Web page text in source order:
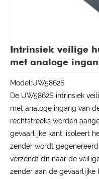
Intrinsiek veilige
met analoge
Model:UW5862S
De UW5862S intrinsiek
met analoge ingang van
rechtstreeks worden
gevaarlijke kant, isoleert
zender wordt
verzendt dit naar de
zender aan de gevaarlijke